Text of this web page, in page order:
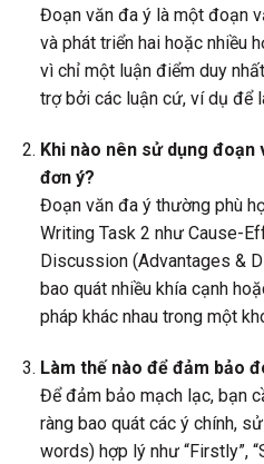
Đoạn văn đa ý là một đoạn
và phát triển hai hoặc nhiều
vì chỉ một luận điểm duy
trợ bởi các luận cứ, ví dụ để
Khi nào nên sử dụng
đơn ý?
Đoạn văn đa ý thường phù
Writing Task 2 như Cause-
Discussion (Advantages &
bao quát nhiều khía cạnh
pháp khác nhau trong một
Làm thế nào để đảm bảo
Để đảm bảo mạch lạc, bạn
ràng bao quát các ý chính,
words) hợp lý như “Firstly”,